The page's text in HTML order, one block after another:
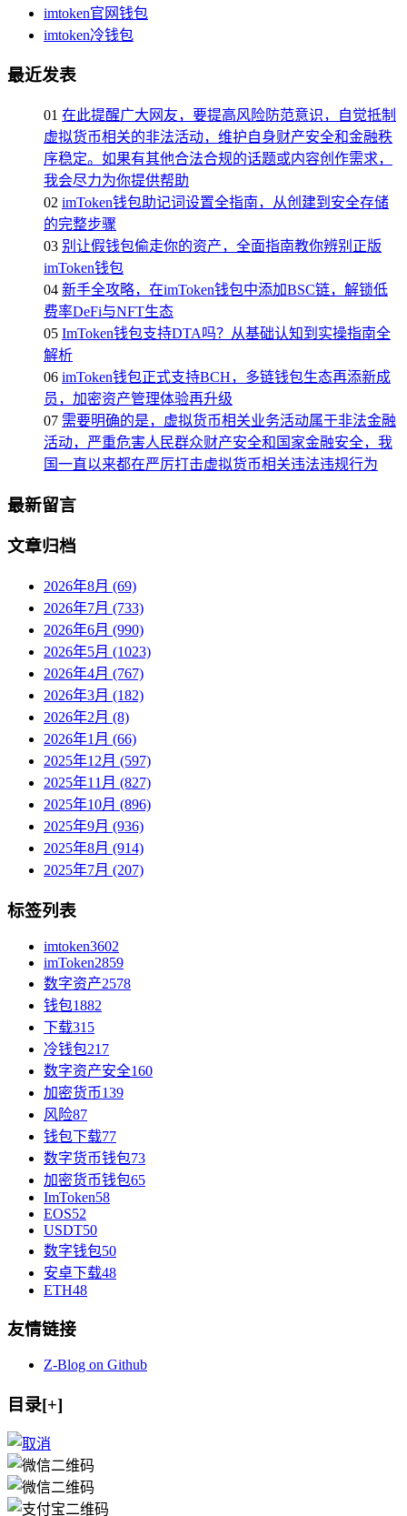
imtoken官网钱包
imtoken冷钱包
最近发表
01 在此提醒广大网友，要提高风险防范意识，自觉抵制
虚拟货币相关的非法活动，维护自身财产安全和金融秩
序稳定。如果有其他合法合规的话题或内容创作需求，
我会尽力为你提供帮助
02 imToken钱包助记词设置全指南，从创建到安全存储
的完整步骤
03 别让假钱包偷走你的资产，全面指南教你辨别正版
imToken钱包
04 新手全攻略，在imToken钱包中添加BSC链，解锁低
费率DeFi与NFT生态
05 ImToken钱包支持DTA吗？从基础认知到实操指南全
解析
06 imToken钱包正式支持BCH，多链钱包生态再添新成
员，加密资产管理体验再升级
07 需要明确的是，虚拟货币相关业务活动属于非法金融
活动，严重危害人民群众财产安全和国家金融安全，我
国一直以来都在严厉打击虚拟货币相关违法违规行为
最新留言
文章归档
2026年8月 (69)
2026年7月 (733)
2026年6月 (990)
2026年5月 (1023)
2026年4月 (767)
2026年3月 (182)
2026年2月 (8)
2026年1月 (66)
2025年12月 (597)
2025年11月 (827)
2025年10月 (896)
2025年9月 (936)
2025年8月 (914)
2025年7月 (207)
标签列表
imtoken3602
imToken2859
数字资产2578
钱包1882
下载315
冷钱包217
数字资产安全160
加密货币139
风险87
钱包下载77
数字货币钱包73
加密货币钱包65
ImToken58
EOS52
USDT50
数字钱包50
安卓下载48
ETH48
友情链接
Z-Blog on Github
目录[+]